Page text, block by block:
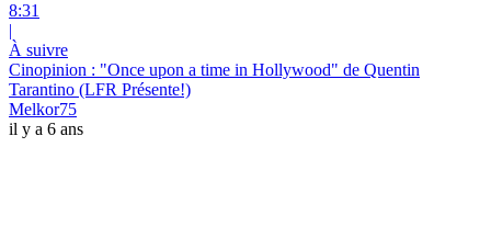
8:31
|
À suivre
Cinopinion : "Once upon a time in Hollywood" de Quentin
Tarantino (LFR Présente!)
Melkor75
il y a 6 ans